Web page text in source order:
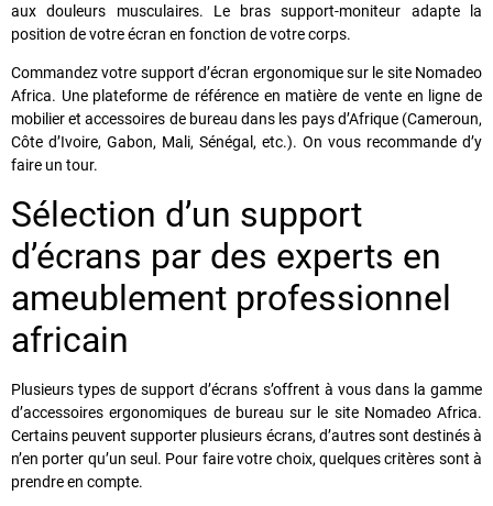
aux douleurs musculaires. Le bras support-moniteur adapte la
position de votre écran en fonction de votre corps.
Commandez votre support d’écran ergonomique sur le site Nomadeo
Africa. Une plateforme de référence en matière de vente en ligne de
mobilier et accessoires de bureau dans les pays d’Afrique (Cameroun,
Côte d’Ivoire, Gabon, Mali, Sénégal, etc.). On vous recommande d’y
faire un tour.
Sélection d’un support
d’écrans par des experts en
ameublement professionnel
africain
Plusieurs types de support d’écrans s’offrent à vous dans la gamme
d’accessoires ergonomiques de bureau sur le site Nomadeo Africa.
Certains peuvent supporter plusieurs écrans, d’autres sont destinés à
n’en porter qu’un seul. Pour faire votre choix, quelques critères sont à
prendre en compte.